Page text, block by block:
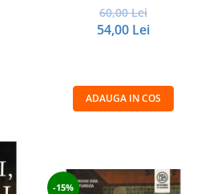
60,00 Lei
54,00 Lei
ADAUGA IN COS
-15%